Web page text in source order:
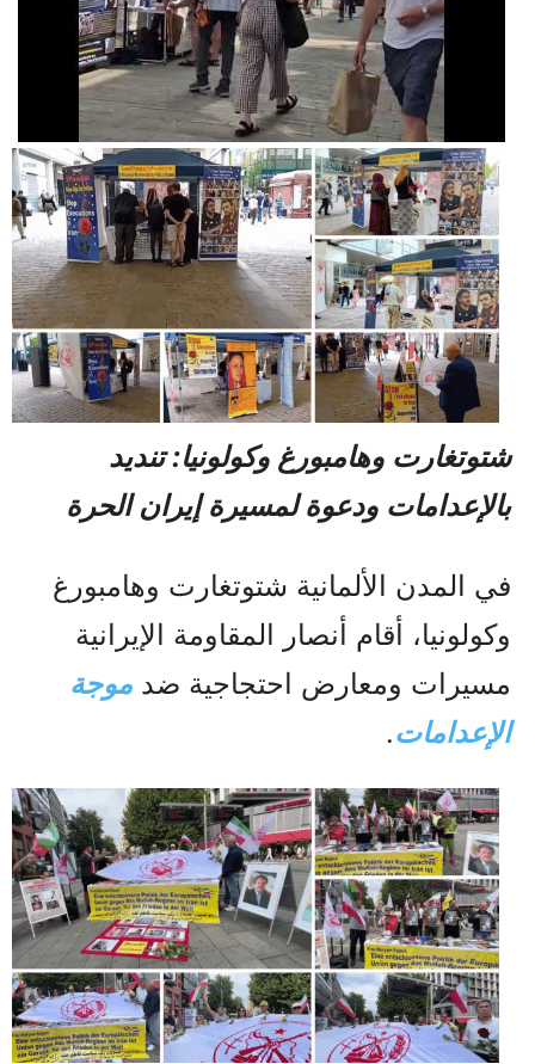
شتوتغارت وهامبورغ وكولونيا: تنديد
بالإعدامات ودعوة لمسيرة إيران الحرة
في المدن الألمانية شتوتغارت وهامبورغ
وكولونيا، أقام أنصار المقاومة الإيرانية
مسيرات ومعارض احتجاجية ضد موجة
الإعدامات.